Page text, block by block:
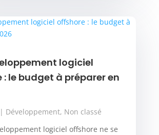
logiciel
: le budget à préparer en
Développement, Non classé
logiciel offshore ne se